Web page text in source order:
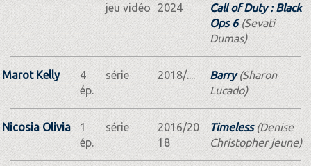
jeu vidéo 2024
Call of Duty : Black
Ops 6(Sevati
Dumas)
Marot Kelly
4
ép.
série 2018/.... Barry(Sharon
Lucado)
Nicosia Olivia
1
ép.
série
2016/20
18
Timeless(Denise
Christopher jeune)